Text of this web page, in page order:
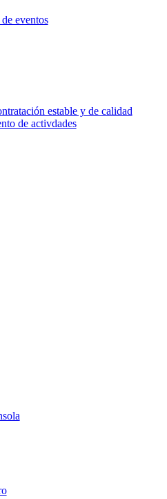
eventos
estable y de calidad
de activdades